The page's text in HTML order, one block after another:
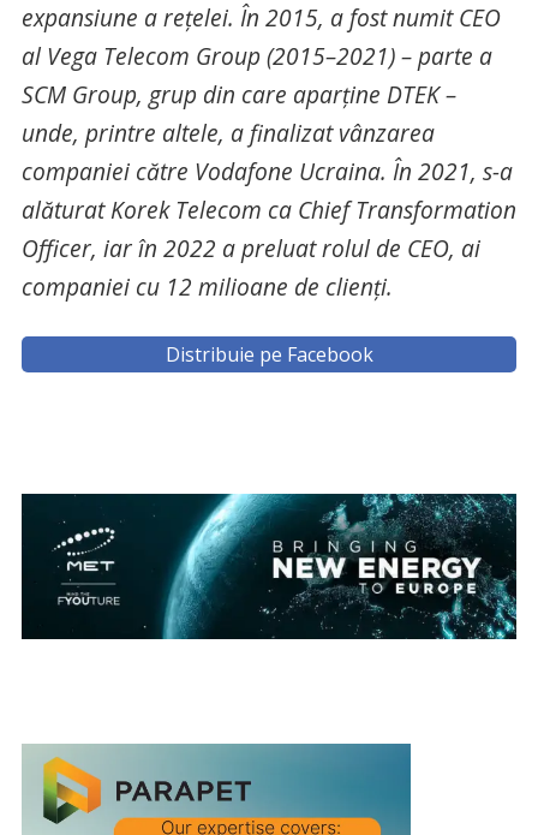
expansiune a rețelei. În 2015, a fost numit CEO
al Vega Telecom Group (2015–2021) – parte a
SCM Group, grup din care aparține DTEK –
unde, printre altele, a finalizat vânzarea
companiei către Vodafone Ucraina. În 2021, s-a
alăturat Korek Telecom ca Chief Transformation
Officer, iar în 2022 a preluat rolul de CEO, ai
companiei cu 12 milioane de clienți.
Distribuie pe Facebook